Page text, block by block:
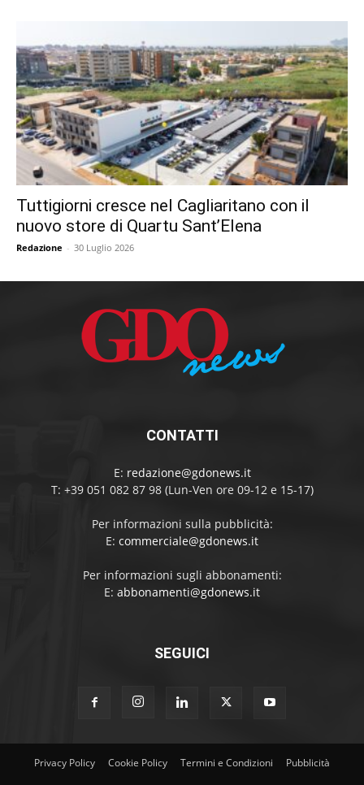
Tuttigiorni cresce nel Cagliaritano con il
nuovo store di Quartu Sant’Elena
Redazione - 30 Luglio 2026
CONTATTI
E: redazione@gdonews.it
T: +39 051 082 87 98 (Lun-Ven ore 09-12 e 15-17)
Per informazioni sulla pubblicità:
E: commerciale@gdonews.it
Per informazioni sugli abbonamenti:
E: abbonamenti@gdonews.it
SEGUICI
Privacy Policy Cookie Policy Termini e Condizioni Pubblicità